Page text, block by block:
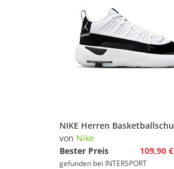
von Nike
Bester Preis
109,90 €
gefunden bei INTERSPORT